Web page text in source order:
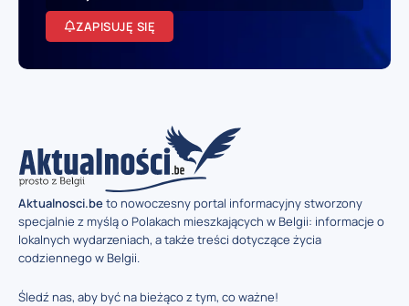
ZAPISUJĘ SIĘ
Aktualnosci.beto nowoczesny portal informacyjny stworzony
specjalnie z myślą o Polakach mieszkających w Belgii: informacje o
lokalnych wydarzeniach, a także treści dotyczące życia
codziennego w Belgii.
Śledź nas, aby być na bieżąco z tym, co ważne!